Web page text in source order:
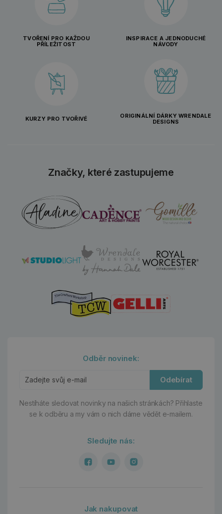
TVOŘENÍ PRO KAŽDOU
PŘÍLEŽITOST
INSPIRACE A JEDNODUCHÉ
NÁVODY
KURZY PRO TVOŘIVÉ
ORIGINÁLNÍ DÁRKY WRENDALE
DESIGNS
Značky, které zastupujeme
Odběr novinek:
Odebírat
Nestíháte sledovat novinky na našich stránkách? Přihlaste
se k odběru a my vám o nich dáme vědět e-mailem.
Sledujte nás:
Jak nakupovat